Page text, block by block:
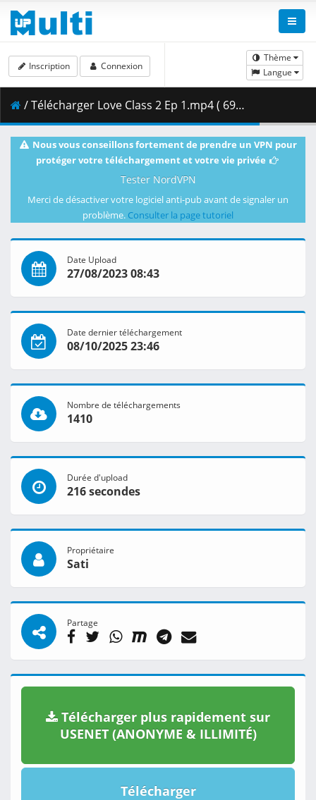
Thème
Langue
Inscription Connexion
/ Télécharger Love Class 2 Ep 1.mp4 ( 691.66 MB )
Nous vous conseillons fortement de prendre un VPN pour
protéger votre téléchargement et votre vie privée
Tester NordVPN
Merci de désactiver votre logiciel anti-pub avant de signaler un
problème. Consulter la page tutoriel
Date Upload
27/08/2023 08:43
Date dernier téléchargement
08/10/2025 23:46
Nombre de téléchargements
1410
Durée d'upload
216 secondes
Propriétaire
Sati
Partage
Télécharger plus rapidement sur
USENET (ANONYME & ILLIMITÉ)
Télécharger